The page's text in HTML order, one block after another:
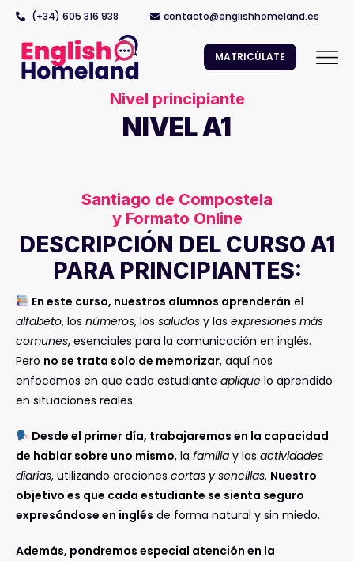
(+34) 605 316 938 contacto@englishhomeland.es
MATRICÚLATE
Nivel principiante
NIVEL A1
Santiago de Compostela
y Formato Online
DESCRIPCIÓN DEL CURSO A1
PARA PRINCIPIANTES:
En este curso, nuestros alumnos aprenderán el
alfabeto, los números, los saludos y las expresiones más
comunes, esenciales para la comunicación en inglés.
Pero no se trata solo de memorizar, aquí nos
enfocamos en que cada estudiante aplique lo aprendido
en situaciones reales.
Desde el primer día, trabajaremos en la capacidad
de hablar sobre uno mismo, la familia y las actividades
diarias, utilizando oraciones cortas y sencillas. Nuestro
objetivo es que cada estudiante se sienta seguro
expresándose en inglés de forma natural y sin miedo.
Además, pondremos especial atención en la